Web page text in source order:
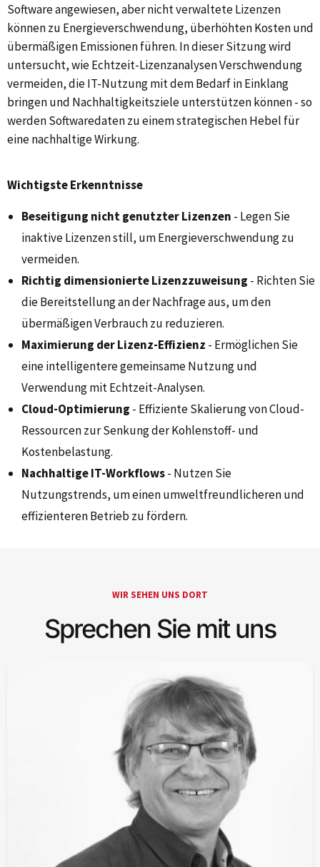
Software angewiesen, aber nicht verwaltete Lizenzen
können zu Energieverschwendung, überhöhten Kosten und
übermäßigen Emissionen führen. In dieser Sitzung wird
untersucht, wie Echtzeit-Lizenzanalysen Verschwendung
vermeiden, die IT-Nutzung mit dem Bedarf in Einklang
bringen und Nachhaltigkeitsziele unterstützen können - so
werden Softwaredaten zu einem strategischen Hebel für
eine nachhaltige Wirkung.
Wichtigste Erkenntnisse
Beseitigung nicht genutzter Lizenzen - Legen Sie
inaktive Lizenzen still, um Energieverschwendung zu
vermeiden.
Richtig dimensionierte Lizenzzuweisung - Richten Sie
die Bereitstellung an der Nachfrage aus, um den
übermäßigen Verbrauch zu reduzieren.
Maximierung der Lizenz-Effizienz - Ermöglichen Sie
eine intelligentere gemeinsame Nutzung und
Verwendung mit Echtzeit-Analysen.
Cloud-Optimierung - Effiziente Skalierung von Cloud-
Ressourcen zur Senkung der Kohlenstoff- und
Kostenbelastung.
Nachhaltige IT-Workflows- Nutzen Sie
Nutzungstrends, um einen umweltfreundlicheren und
effizienteren Betrieb zu fördern.
WIR SEHEN UNS DORT
Sprechen Sie mit uns